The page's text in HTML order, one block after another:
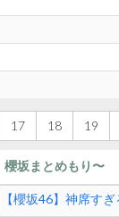
17 18 19
櫻坂まとめもり〜
【櫻坂46】神席す